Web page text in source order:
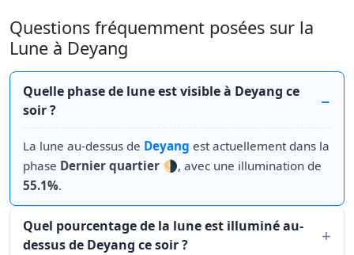
Questions fréquemment posées sur la
Lune à Deyang
Quelle phase de lune est visible à Deyang ce
soir ?
La lune au-dessus de Deyang est actuellement dans la
phase Dernier quartier 🌗, avec une illumination de
55.1%.
Quel pourcentage de la lune est illuminé au-
dessus de Deyang ce soir ?